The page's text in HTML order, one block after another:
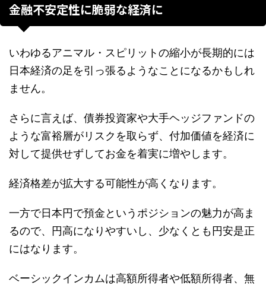
金融不安定性に脆弱な経済に
いわゆるアニマル・スピリットの縮小が長期的には
日本経済の足を引っ張るようなことになるかもしれ
ません。
さらに言えば、債券投資家や大手ヘッジファンドの
ような富裕層がリスクを取らず、付加価値を経済に
対して提供せずしてお金を着実に増やします。
経済格差が拡大する可能性が高くなります。
一方で日本円で預金というポジションの魅力が高ま
るので、円高になりやすいし、少なくとも円安是正
にはなります。
ベーシックインカムは高額所得者や低額所得者、無